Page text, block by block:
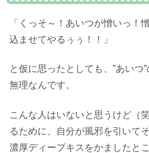
「くっそ～！あいつが憎いっ！
込ませてやるぅぅ！！」
と仮に思ったとしても、”あいつ
無理なんです。
こんな人はいないと思うけど（
るために、自分が風邪を引いて
濃厚ディープキスをかましたと